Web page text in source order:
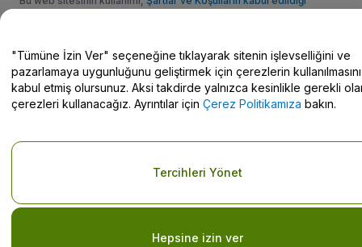
anlamına gelirveGizlilik PolitikasıveÇerez PolitikasıveMobil
"Tümüne İzin Ver" seçeneğine tıklayarak sitenin işlevselliğini ve
pazarlamaya uygunluğunu geliştirmek için çerezlerin kullanılmasını
kabul etmiş olursunuz. Aksi takdirde yalnızca kesinlikle gerekli
çerezleri kullanacağız. Ayrıntılar için Çerez Politikamıza bakın.
Hepsine izin ver
Tercihleri Yönet